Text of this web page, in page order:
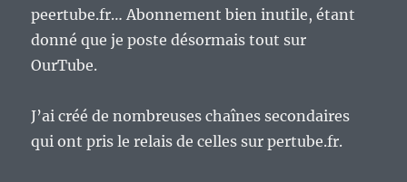
peertube.fr… Abonnement bien inutile, étant
donné que je poste désormais tout sur
OurTube.
J’ai créé de nombreuses chaînes secondaires
qui ont pris le relais de celles sur pertube.fr.